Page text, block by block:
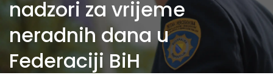
nadzori za vrijeme
neradnih dana u
Federaciji BiH